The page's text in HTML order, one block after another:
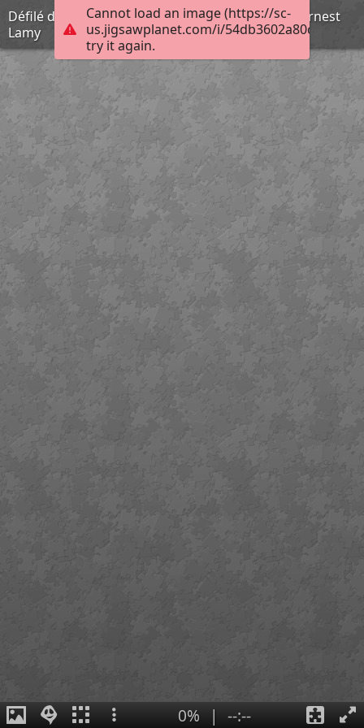
Cannot load an image (https://sc-
us.jigsawplanet.com/i/
try it again.
Défilé de la pierre taillée, dans la vallée d'Aoste, Ernest
Lamy
0% | --:--